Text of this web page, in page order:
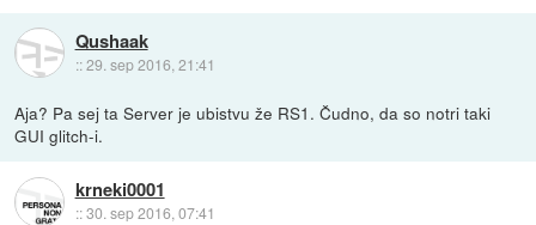
Qushaak
::29. sep 2016, 21:41
Aja? Pa sej ta Server je ubistvu že RS1. Čudno, da so notri taki
GUI glitch-i.
krneki0001
::30. sep 2016, 07:41